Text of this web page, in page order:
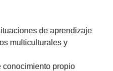
de aprendizaje
multiculturales y
conocimiento propio